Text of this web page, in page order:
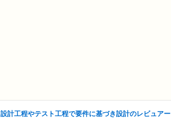
設計工程やテスト工程で要件に基づき設計のレビュアー